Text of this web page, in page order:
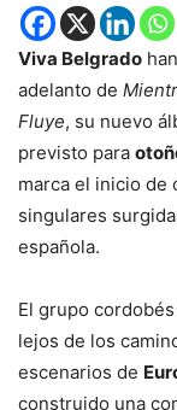
Viva Belgrado
adelanto de
Fluye, su nuevo
previsto para
marca el inicio de
singulares
española.
El grupo
lejos de los
escenarios de
construido una